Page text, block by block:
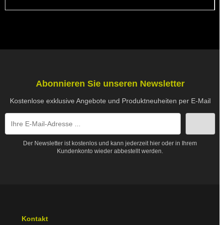
Abonnieren Sie unseren Newsletter
Kostenlose exklusive Angebote und Produktneuheiten per E-Mail
Der Newsletter ist kostenlos und kann jederzeit hier oder in Ihrem
Kundenkonto wieder abbestellt werden.
Kontakt